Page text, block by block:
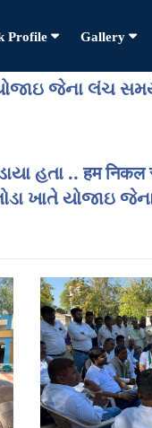
Profile Gallery
યોજાઇ જેના લંચ
હતા .. हम निकल
ખાતે